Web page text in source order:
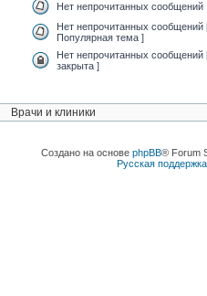
Нет непрочитанных сообщений
Нет непрочитанных сообщений
Популярная тема ]
Нет непрочитанных сообщений
закрыта ]
Создано на основе phpBB® Forum
Русская